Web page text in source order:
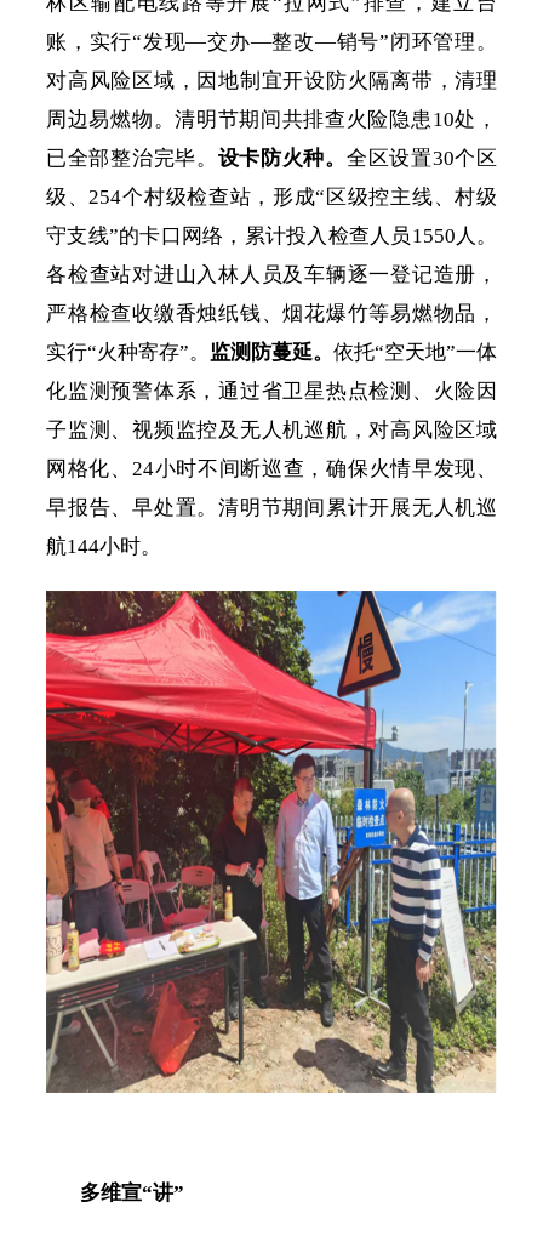
账，实行“发现—交办—整改—销号”闭环管理。
对高风险区域，因地制宜开设防火隔离带，清理
周边易燃物。清明节期间共排查火险隐患10处，
已全部整治完毕。 设卡防火种。 全区设置30个区
级、254个村级检查站，形成“区级控主线、村级
守支线”的卡口网络，累计投入检查人员1550人。
各检查站对进山入林人员及车辆逐一登记造册，
严格检查收缴香烛纸钱、烟花爆竹等易燃物品，
实行“火种寄存”。
监测防蔓延。 依托“空天地”一体
化监测预警体系，通过省卫星热点检测、火险因
子监测、视频监控及无人机巡航，对高风险区域
网格化、24小时不间断巡查，确保火情早发现、
早报告、早处置。清明节期间累计开展无人机巡
航144小时。
多维宣“讲”